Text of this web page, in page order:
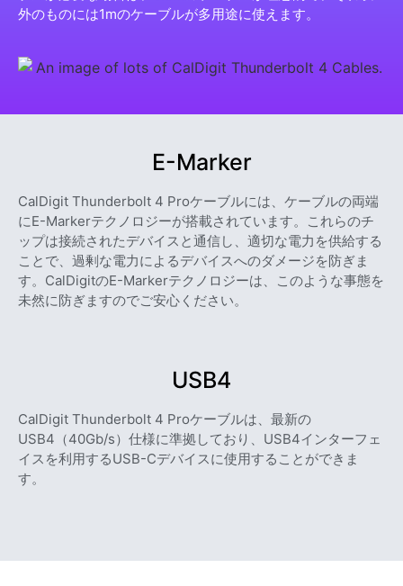
外のものには1mのケーブルが多用途に使えます。
USB4
CalDigit Thunderbolt 4 Proケーブルは、最新の
USB4（40Gb/s）仕様に準拠しており、USB4インターフェ
イスを利用するUSB-Cデバイスに使用することができま
す。
E-Marker
CalDigit Thunderbolt 4 Proケーブルには、ケーブルの両端
にE-Markerテクノロジーが搭載されています。これらのチ
ップは接続されたデバイスと通信し、適切な電力を供給する
ことで、過剰な電力によるデバイスへのダメージを防ぎま
す。CalDigitのE-Markerテクノロジーは、このような事態を
未然に防ぎますのでご安心ください。